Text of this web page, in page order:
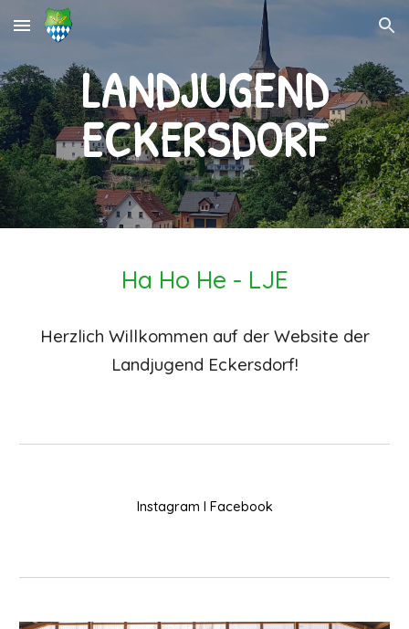
Skip to main content Skip to navigation
LANDJUGEND
ECKERSDORF
Ha Ho He - LJE
Herzlich Willkommen auf der Website der
Landjugend Eckersdorf!
Instagram I Facebook